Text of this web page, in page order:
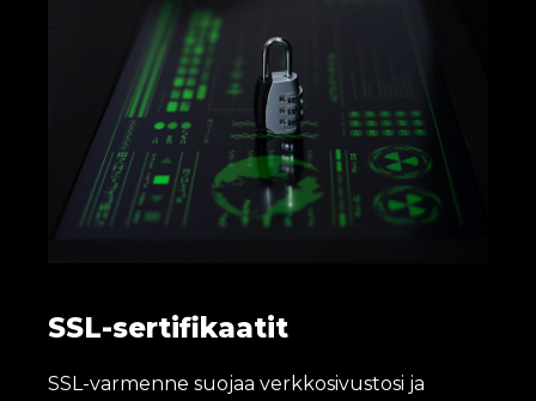
SSL-sertifikaatit
SSL-varmenne suojaa verkkosivustosi ja